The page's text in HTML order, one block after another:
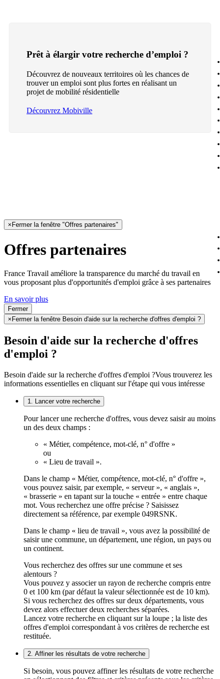
Prêt à élargir votre recherche d’emploi ?
Découvrez de nouveaux territoires où les chances de
trouver un emploi sont plus fortes en réalisant un
projet de mobilité résidentielle
Découvrez Mobiville
× Fermer la fenêtre "Offres partenaires"
Offres partenaires
France Travail améliore la transparence du marché du travail en
vous proposant plus d'opportunités d'emploi grâce à ses partenaires
En savoir plus
Fermer
× Fermer la fenêtre Besoin d'aide sur la recherche d'offres d'emploi ?
Besoin d'aide sur la recherche d'offres
d'emploi ?
Besoin d'aide sur la recherche d'offres d'emploi ?Vous trouverez les
informations essentielles en cliquant sur l'étape qui vous intéresse
1. Lancer votre recherche
Pour lancer une recherche d'offres, vous devez saisir au moins
un des deux champs :
« Métier, compétence, mot-clé, n° d'offre »
ou
« Lieu de travail ».
Dans le champ « Métier, compétence, mot-clé, n° d'offre »,
vous pouvez saisir, par exemple, « serveur », « anglais »,
« brasserie » en tapant sur la touche « entrée » entre chaque
mot. Vous recherchez une offre précise ? Saisissez
directement sa référence, par exemple 049RSNK.
Dans le champ « lieu de travail », vous avez la possibilité de
saisir une commune, un département, une région, un pays ou
un continent.
Vous recherchez des offres sur une commune et ses
alentours ?
Vous pouvez y associer un rayon de recherche compris entre
0 et 100 km (par défaut la valeur sélectionnée est de 10 km).
Si vous recherchez des offres sur deux départements, vous
devez alors effectuer deux recherches séparées.
Lancez votre recherche en cliquant sur la loupe ; la liste des
offres d'emploi correspondant à vos critères de recherche est
restituée.
2. Affiner les résultats de votre recherche
Si besoin, vous pouvez affiner les résultats de votre recherche